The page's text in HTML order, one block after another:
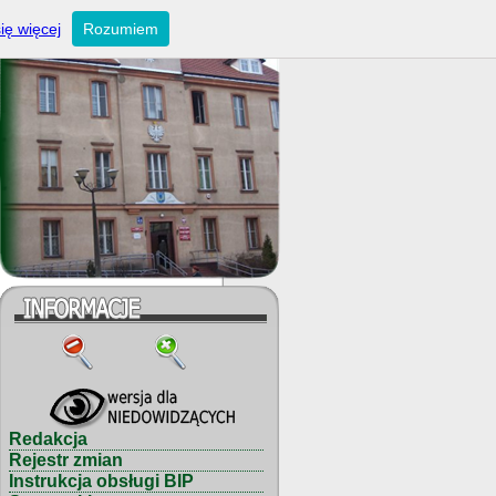
Redakcja
Rejestr zmian
Instrukcja obsługi BIP
więcej Rozumiem